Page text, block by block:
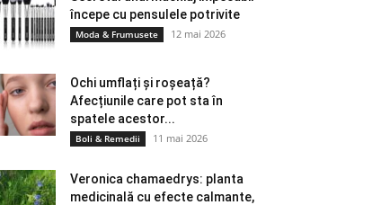
începe cu pensulele potrivite
Moda & Frumusete 12 mai 2026
Ochi umflați și roșeață?
Afecțiunile care pot sta în
spatele acestor...
Boli & Remedii 11 mai 2026
Veronica chamaedrys: planta
medicinală cu efecte calmante,